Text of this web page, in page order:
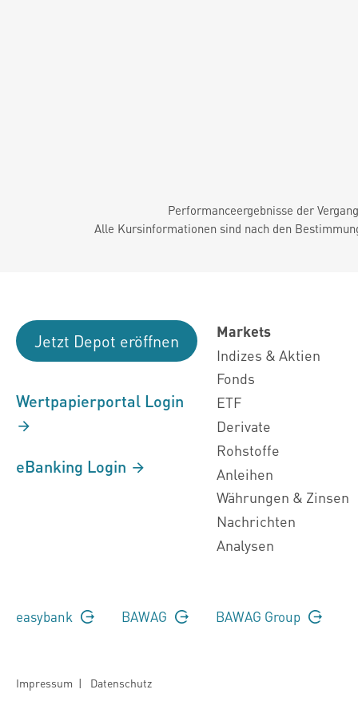
Performanceergebnisse der
Alle Kursinformationen sind nach den
Jetzt Depot eröffnen
Wertpapierportal Login
eBanking Login
Markets
Indizes & Aktien
Fonds
ETF
Derivate
Rohstoffe
Anleihen
Währungen & Zinsen
Nachrichten
Analysen
easybank BAWAG BAWAG Group
Impressum | Datenschutz